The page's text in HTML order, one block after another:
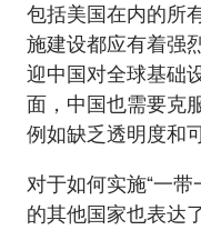
包括美国在内的所
施建设都应有着强
迎中国对全球基础
面，中国也需要克
例如缺乏透明度和
对于如何实施“一
的其他国家也表达